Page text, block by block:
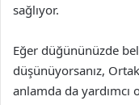
sağlıyor.
Eğer düğününüzde
düşünüyorsanız,
anlamda da